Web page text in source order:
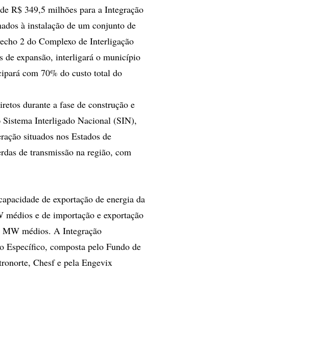
R$ 349,5 milhões para a Integração
à instalação de um conjunto de
2 do Complexo de Interligação
expansão, interligará o município
com 70% do custo total do
durante a fase de construção e
Interligado Nacional (SIN),
situados nos Estados de
de transmissão na região, com
de exportação de energia da
e de importação e exportação
médios. A Integração
Específico, composta pelo Fundo de
Chesf e pela Engevix